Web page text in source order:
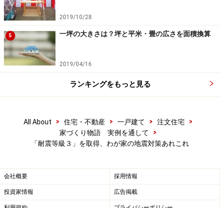
いつ巨大地震が来ようとも、動じない強固
な家を建てよう
地震エネルギーを熱エネルギーに変換して揺れを吸収する制
置です。両親宅の新築工事に当たっては、１階に４カ
所、制振性能を持つ耐震壁が配置されました。鋼製ダン
変換することで揺れが吸収される仕組みです。
細田工務店では、「高耐震」＋「制振」という２つの性
2019/10/28
5 一坪の大きさは？坪と平米・畳の広さを面積換算
2019/04/16
ランキングをもっと見る
All About > 住宅・不動産 > 一戸建て > 注文住宅
>
家づくり物語 実例を通して
>
「耐震等級３」を取得、わが家の地震対策あれこれ
会社概要 採用情報
投資家情報 広告掲載